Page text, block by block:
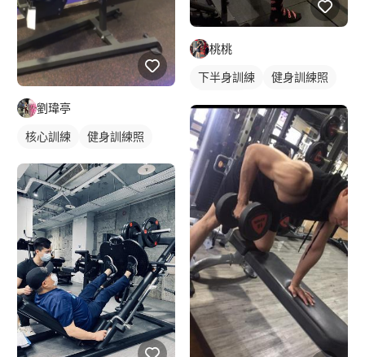
劉瑋亭
核心訓練 健身訓練照
桃桃
下半身訓練
健身訓練照